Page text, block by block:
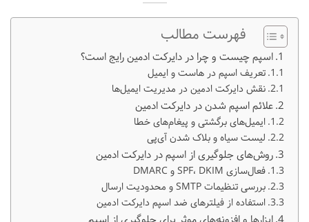
فهرست مطالب
اسپم چیست و چرا در دایرکت ادمین رایج است؟
تعریف اسپم در هاست و ایمیل
نقش دایرکت ادمین در مدیریت ایمیل‌ها
علائم اسپم شدن در دایرکت ادمین
ایمیل‌های برگشتی و پیغام‌های خطا
لیست سیاه و بلاک شدن آی‌پی
روش‌های جلوگیری از اسپم در دایرکت ادمین
فعال‌سازی SPF، DKIM و DMARC
بررسی تنظیمات SMTP و محدودیت ارسال
استفاده از فیلترهای ضد اسپم دایرکت ادمین